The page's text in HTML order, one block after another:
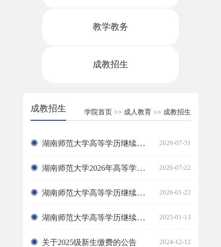
教学教务
成教招生
成教招生 学院首页 >> 成人教育 >> 成教招生
湖南师范大学高等学历继续教育校外教学点名单 2026-07-31
湖南师范大学2026年高等学历继续教育招生简章 2026-07-22
湖南师范大学高等学历继续教育2026年缴费通知 2026-01-22
湖南师范大学高等学历继续教育自助缴费的通知 2025-01-13
关于2025级新生缴费的公告 2024-12-12